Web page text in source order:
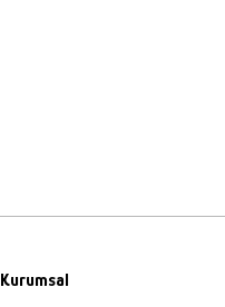
Kurumsal